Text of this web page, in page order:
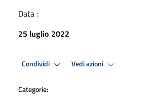
Data :
25 luglio 2022
Condividi Vedi azioni
Categorie: